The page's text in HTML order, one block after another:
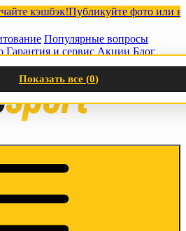
кэшбэк!Публикуйте фото или видео
Популярные вопросы
Гарантия и сервис Акции Блог
Показать все (0)